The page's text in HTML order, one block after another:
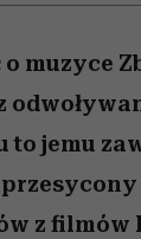
muzyce
to jemu
z filmów